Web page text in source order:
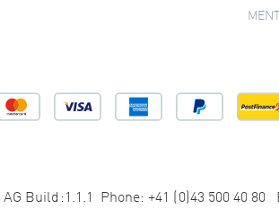
AG Build:1.1.1 Phone: +41 (0)43 500 40 80